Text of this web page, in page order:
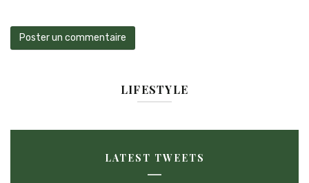
LIFESTYLE
LATEST TWEETS